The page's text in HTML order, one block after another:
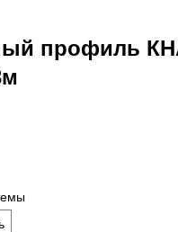
профиль